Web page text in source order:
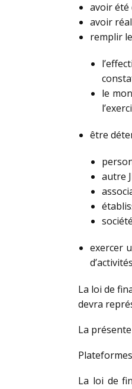
avoir été
avoir
remplir
le
être
autre
exercer
La loi de
devra
La
La loi de